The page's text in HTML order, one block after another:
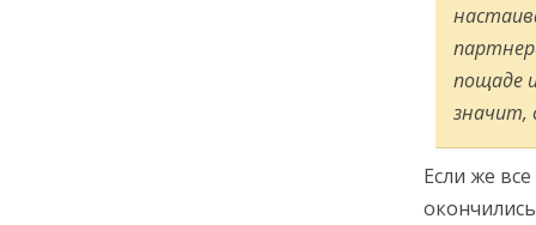
пощаде
значит,
Если же